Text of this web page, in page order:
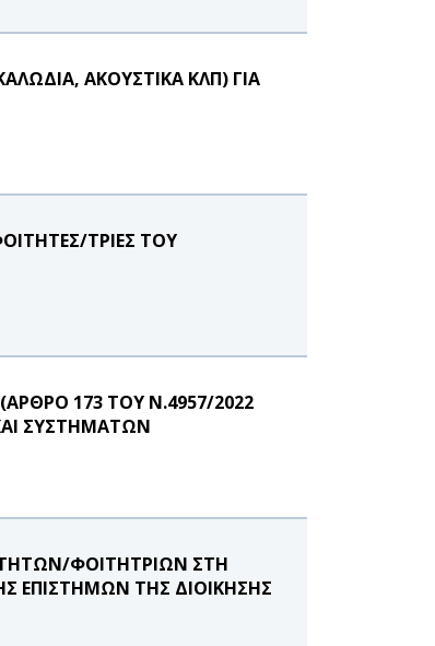
ΑΚΟΥΣΤΙΚΑ ΚΛΠ) ΓΙΑ
ΤΡΙΕΣ ΤΟΥ
173 ΤΟΥ Ν.4957/2022
ΣΥΣΤΗΜΑΤΩΝ
ΦΟΙΤΗΤΡΙΩΝ ΣΤΗ
ΕΠΙΣΤΗΜΩΝ ΤΗΣ ΔΙΟΙΚΗΣΗΣ